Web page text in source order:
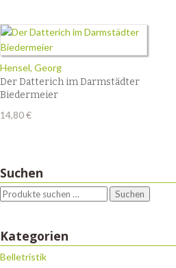
Hensel, Georg
Der Datterich im Darmstädter
Biedermeier
14,80€
Suchen
Suchen
Kategorien
Belletristik